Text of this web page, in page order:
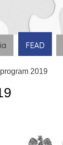
FEAD
2019